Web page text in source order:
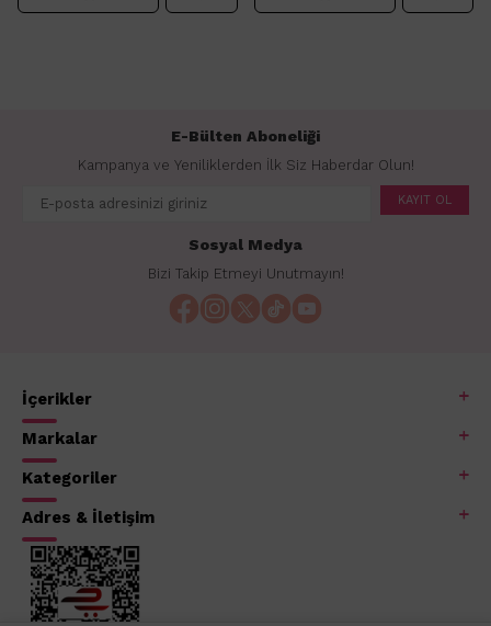
E-Bülten Aboneliği
Kampanya ve Yeniliklerden İlk Siz Haberdar Olun!
KAYIT OL
Sosyal Medya
Bizi Takip Etmeyi Unutmayın!
İçerikler
Markalar
Kategoriler
Adres & İletişim